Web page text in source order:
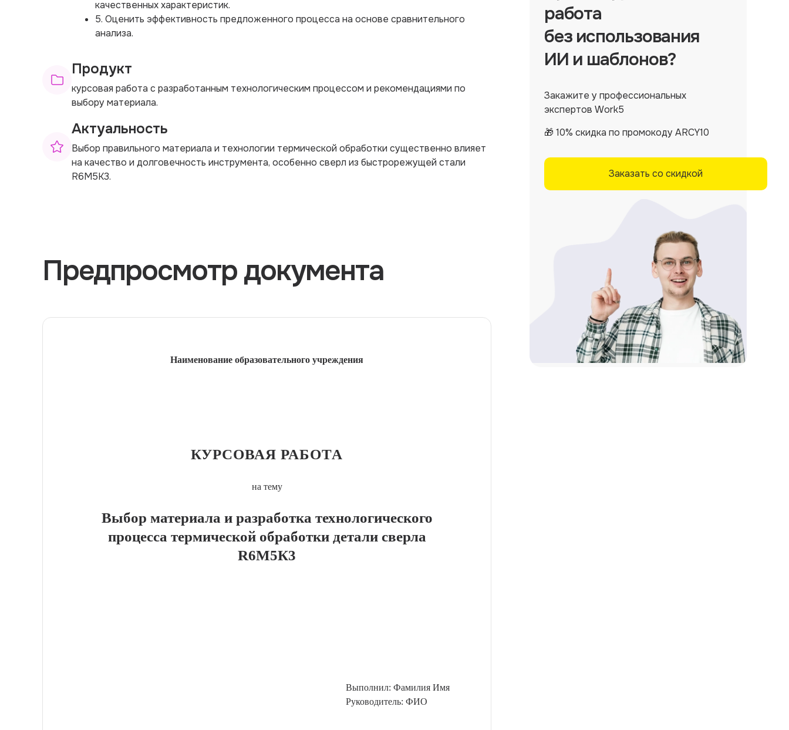
качественных характеристик.
5. Оценить эффективность предложенного процесса на основе сравнительного
анализа.
Продукт
курсовая работа с разработанным технологическим процессом и рекомендациями по
выбору материала.
Актуальность
Выбор правильного материала и технологии термической обработки существенно влияет
на качество и долговечность инструмента, особенно сверл из быстрорежущей стали
R6М5К3.
Предпросмотр документа
Наименование образовательного учреждения
КУРСОВАЯ РАБОТА
на тему
Выбор материала и разработка технологического
процесса термической обработки детали сверла
R6М5К3
Выполнил: Фамилия Имя
Руководитель: ФИО
работа
без использования
ИИ и шаблонов?
Закажите у профессиональных
экспертов Work5
🎁 10% скидка по промокоду ARCY10
Заказать со скидкой